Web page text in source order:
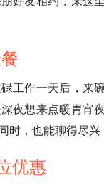
工作一天后，来
夜想来点暖胃宵
，也能聊得尽兴
优惠